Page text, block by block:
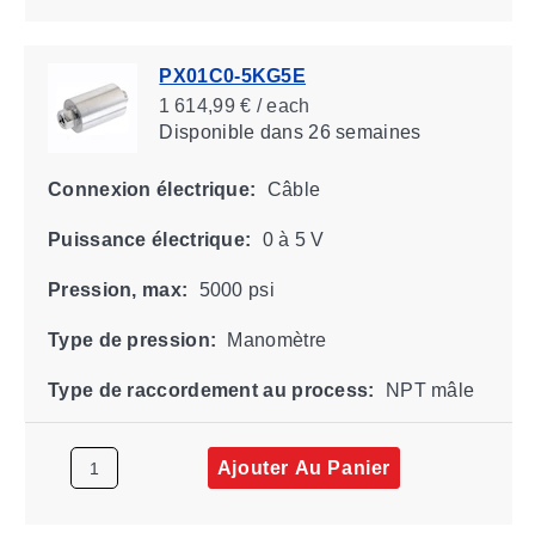
PX01C0-5KG5E
1 614,99 € / each
Disponibledans 26 semaines
Connexion électrique: Câble
Puissance électrique: 0 à 5 V
Pression, max: 5000 psi
Type de pression: Manomètre
Type de raccordement au process: NPT mâle
Ajouter Au Panier